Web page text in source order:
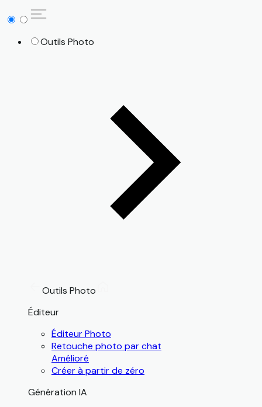
Outils Photo
Outils Photo
Éditeur
Éditeur Photo
Retouche photo par chat
Amélioré
Créer à partir de zéro
Génération IA